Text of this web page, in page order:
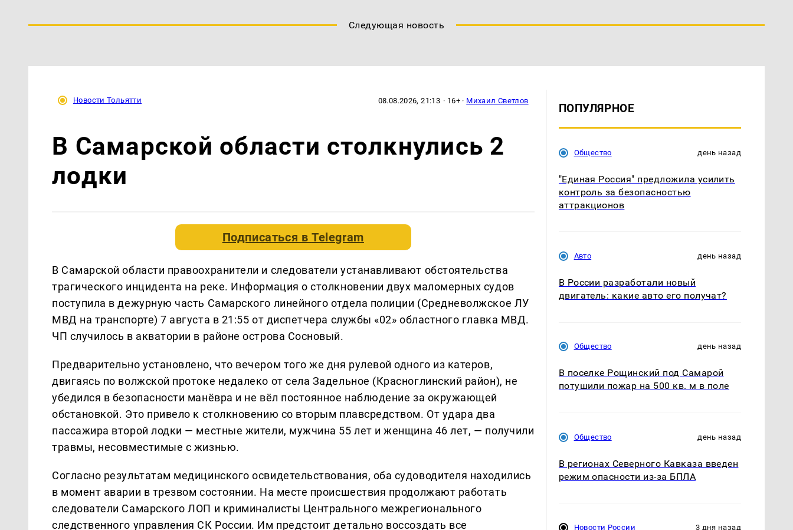
Следующая новость
Новости Тольятти 08.08.2026, 21:13 · 16+ · Михаил Светлов
В Самарской области столкнулись 2
лодки
Подписаться вTelegram
В Самарской области правоохранители и следователи устанавливают обстоятельства
трагического инцидента на реке. Информация о столкновении двух маломерных судов
поступила в дежурную часть Самарского линейного отдела полиции (Средневолжское ЛУ
МВД на транспорте) 7 августа в 21:55 от диспетчера службы «02» областного главка МВД.
ЧП случилось в акватории в районе острова Сосновый.
Предварительно установлено, что вечером того же дня рулевой одного из катеров,
двигаясь по волжской протоке недалеко от села Задельное (Красноглинский район), не
убедился в безопасности манёвра и не вёл постоянное наблюдение за окружающей
обстановкой. Это привело к столкновению со вторым плавсредством. От удара два
пассажира второй лодки — местные жители, мужчина 55 лет и женщина 46 лет, — получили
травмы, несовместимые с жизнью.
Согласно результатам медицинского освидетельствования, оба судоводителя находились
в момент аварии в трезвом состоянии. На месте происшествия продолжают работать
следователи Самарского ЛОП и криминалисты Центрального межрегионального
следственного управления СК России. Им предстоит детально воссоздать все
ПОПУЛЯРНОЕ
Общество день назад
"Единая Россия" предложила усилить
контроль за безопасностью
аттракционов
Авто день назад
В России разработали новый
двигатель: какие авто его получат?
Общество день назад
В поселке Рощинский под Самарой
потушили пожар на 500 кв. м в поле
Общество день назад
В регионах Северного Кавказа введен
режим опасности из-за БПЛА
Новости России 3 дня назад